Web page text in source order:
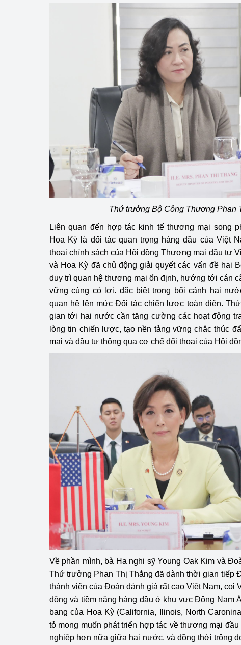
Thị trường trong nước
Ngành Công Thương
Đại hội XIV của Đảng
Phát triển công nghiệp
Phát triển năng lượng
Thứ trưởng Bộ Công Thương Phan
Liên quan đến hợp tác kinh tế thương mại song
Hoa Kỳ là đối tác quan trọng hàng đầu của Việt
thoại chính sách của Hội đồng Thương mại đầu tư
và Hoa Kỳ đã chủ động giải quyết các vấn đề hai
duy trì quan hệ thương mại ổn định, hướng tới cán
vững cùng có lợi. đặc biệt trong bối cảnh hai
quan hệ lên mức Đối tác chiến lược toàn diện.
gian tới hai nước cần tăng cường các hoạt động
lòng tin chiến lược, tạo nền tảng vững chắc thúc
mại và đầu tư thông qua cơ chế đối thoại của Hội
Về phần mình, bà Hạ nghị sỹ Young Oak Kim và
Thứ trưởng Phan Thị Thắng đã dành thời gian tiếp
thành viên của Đoàn đánh giá rất cao Việt Nam, coi
động và tiềm năng hàng đầu ở khu vực Đông Nam
bang của Hoa Kỳ (California, Ilinois, North
tỏ mong muốn phát triển hợp tác về thương mại
nghiệp hơn nữa giữa hai nước, và đồng thời trông